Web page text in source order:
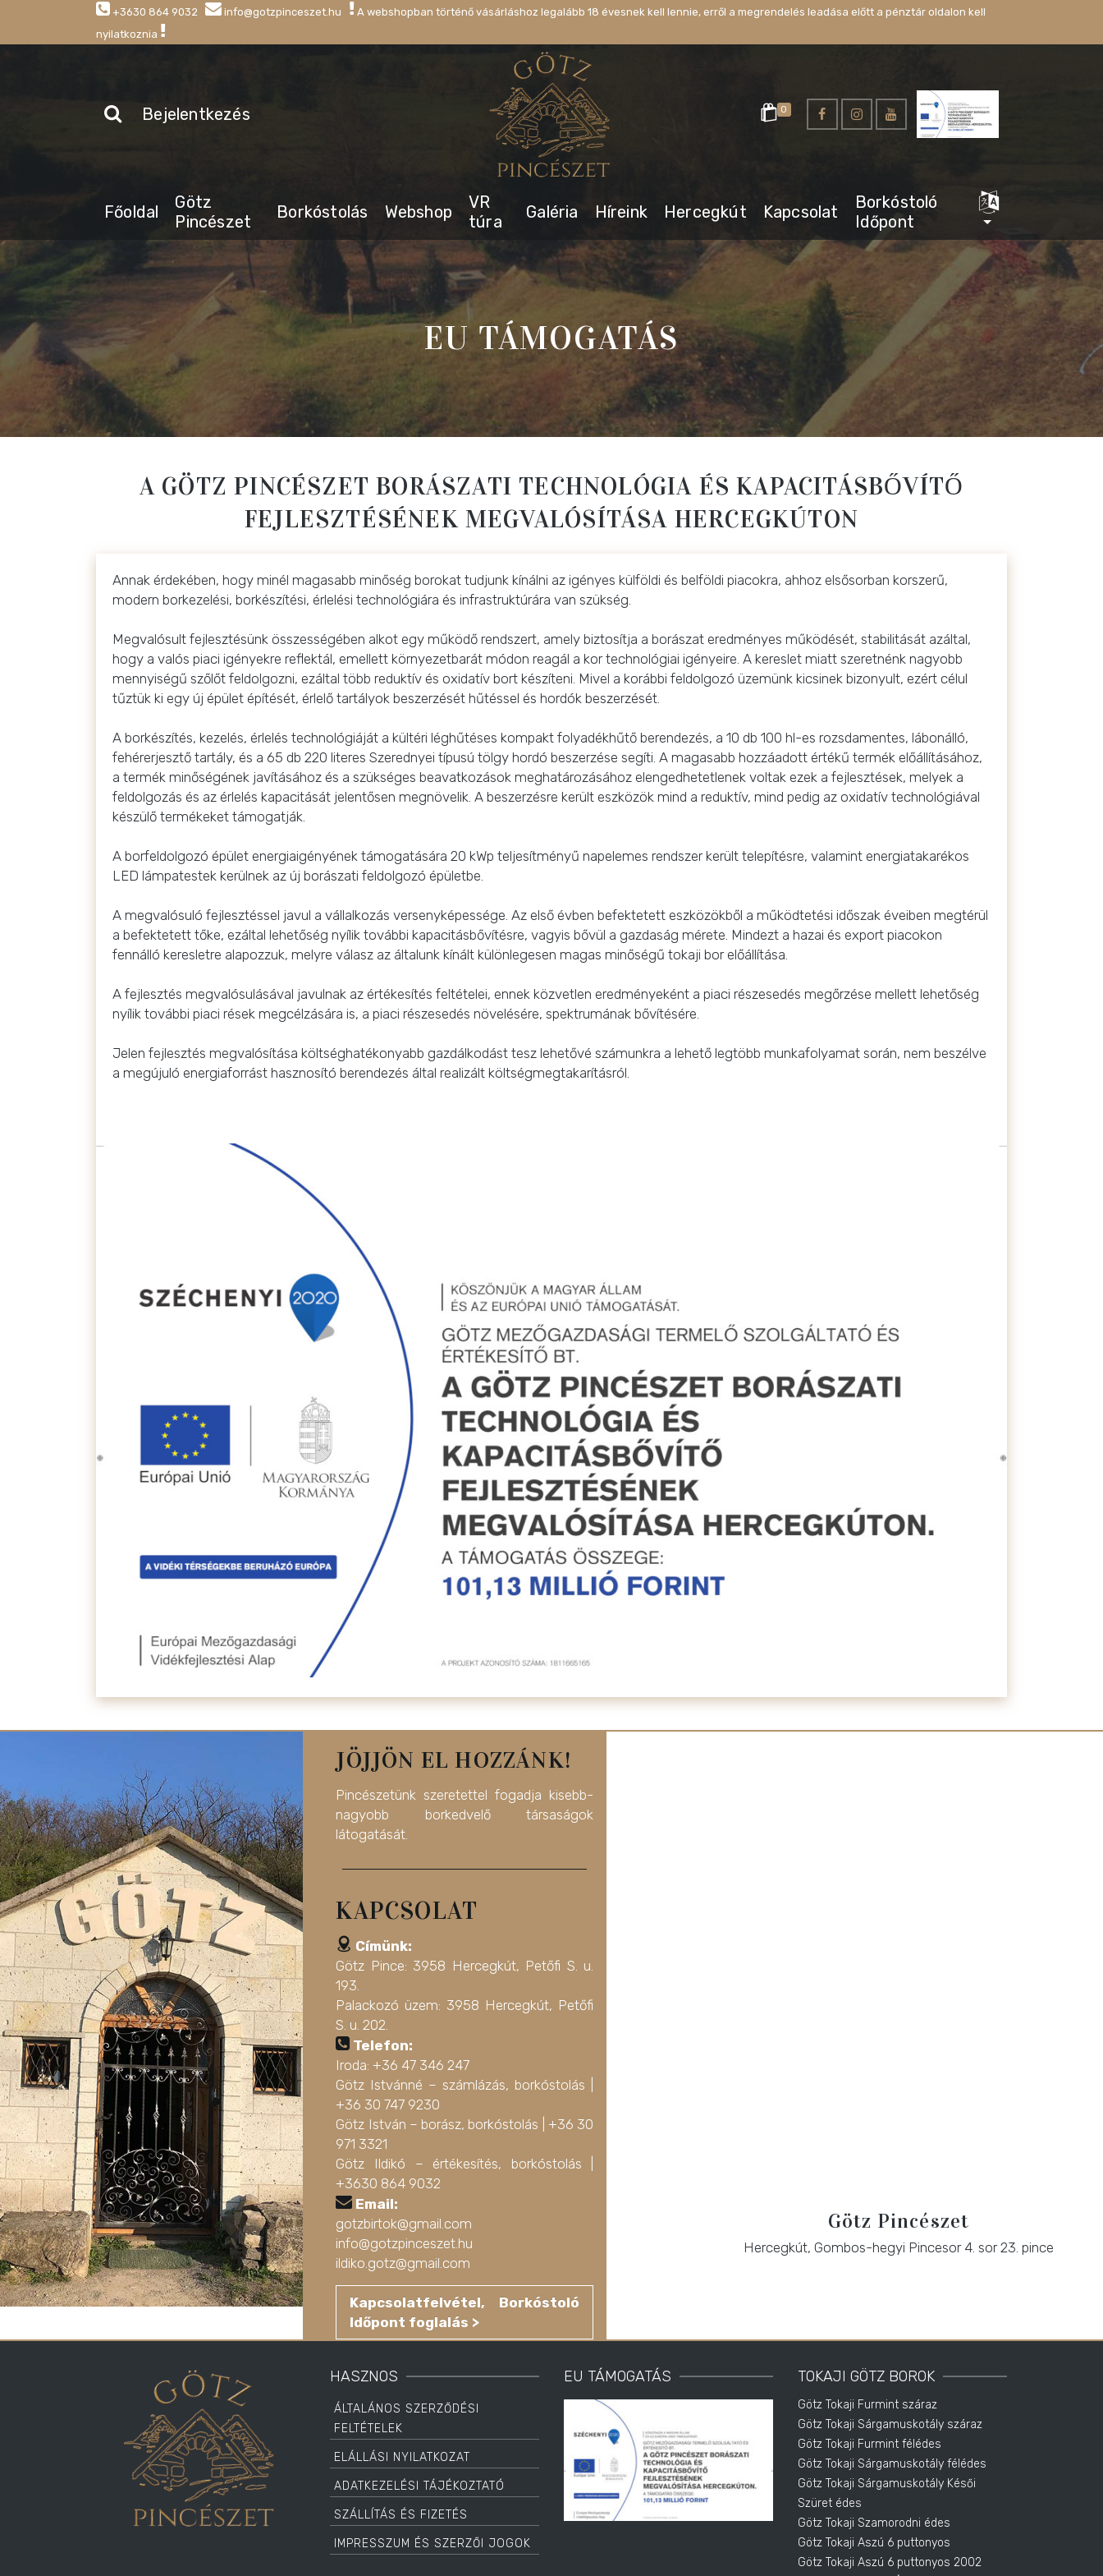
+3630 864 9032 info@gotzpinceszet.hu
A webshopban történő vásárláshoz legalább 18 évesnek kell lennie, erről a megrendelés leadása előtt a pénztár oldalon kell
nyilatkoznia
Bejelentkezés 0
Főoldal
Götz
Pincészet
Borkóstolás Webshop
VR
túra
Galéria Híreink Hercegkút Kapcsolat
Borkóstoló
Időpont
EU TÁMOGATÁS
A GÖTZ PINCÉSZET BORÁSZATI TECHNOLÓGIA ÉS KAPACITÁSBŐVÍTŐ
FEJLESZTÉSÉNEK MEGVALÓSÍTÁSA HERCEGKÚTON
Annak érdekében, hogy minél magasabb minőség borokat tudjunk kínálni az igényes külföldi és belföldi piacokra, ahhoz elsősorban korszerű,
modern borkezelési, borkészítési, érlelési technológiára és infrastruktúrára van szükség.
Megvalósult fejlesztésünk összességében alkot egy működő rendszert, amely biztosítja a borászat eredményes működését, stabilitását azáltal,
hogy a valós piaci igényekre reflektál, emellett környezetbarát módon reagál a kor technológiai igényeire. A kereslet miatt szeretnénk nagyobb
mennyiségű szőlőt feldolgozni, ezáltal több reduktív és oxidatív bort készíteni. Mivel a korábbi feldolgozó üzemünk kicsinek bizonyult, ezért célul
tűztük ki egy új épület építését, érlelő tartályok beszerzését hűtéssel és hordók beszerzését.
A borkészítés, kezelés, érlelés technológiáját a kültéri léghűtéses kompakt folyadékhűtő berendezés, a 10 db 100 hl-es rozsdamentes, lábonálló,
fehérerjesztő tartály, és a 65 db 220 literes Szerednyei típusú tölgy hordó beszerzése segíti. A magasabb hozzáadott értékű termék előállításához,
a termék minőségének javításához és a szükséges beavatkozások meghatározásához elengedhetetlenek voltak ezek a fejlesztések, melyek a
feldolgozás és az érlelés kapacitását jelentősen megnövelik. A beszerzésre került eszközök mind a reduktív, mind pedig az oxidatív technológiával
készülő termékeket támogatják.
A borfeldolgozó épület energiaigényének támogatására 20 kWp teljesítményű napelemes rendszer került telepítésre, valamint energiatakarékos
LED lámpatestek kerülnek az új borászati feldolgozó épületbe.
A megvalósuló fejlesztéssel javul a vállalkozás versenyképessége. Az első évben befektetett eszközökből a működtetési időszak éveiben megtérül
a befektetett tőke, ezáltal lehetőség nyílik további kapacitásbővítésre, vagyis bővül a gazdaság mérete. Mindezt a hazai és export piacokon
fennálló keresletre alapozzuk, melyre válasz az általunk kínált különlegesen magas minőségű tokaji bor előállítása.
A fejlesztés megvalósulásával javulnak az értékesítés feltételei, ennek közvetlen eredményeként a piaci részesedés megőrzése mellett lehetőség
nyílik további piaci rések megcélzására is, a piaci részesedés növelésére, spektrumának bővítésére.
Jelen fejlesztés megvalósítása költséghatékonyabb gazdálkodást tesz lehetővé számunkra a lehető legtöbb munkafolyamat során, nem beszélve
a megújuló energiaforrást hasznosító berendezés által realizált költségmegtakarításról.
JÖJJÖN EL HOZZÁNK!
Pincészetünk szeretettel fogadja kisebb-
nagyobb borkedvelő társaságok
látogatását.
KAPCSOLAT
Címünk:
Götz Pince: 3958 Hercegkút, Petőfi S. u.
193.
Palackozó üzem: 3958 Hercegkút, Petőfi
S. u. 202.
Telefon:
Iroda: +36 47 346 247
Götz Istvánné – számlázás, borkóstolás |
+36 30 747 9230
Götz István – borász, borkóstolás | +36 30
971 3321
Götz Ildikó – értékesítés, borkóstolás |
+3630 864 9032
Email:
gotzbirtok@gmail.com
info@gotzpinceszet.hu
ildiko.gotz@gmail.com
Kapcsolatfelvétel, Borkóstoló
Időpont foglalás >
Götz Pincészet
Hercegkút, Gombos-hegyi Pincesor 4. sor 23. pince
HASZNOS
ÁLTALÁNOS SZERZŐDÉSI
FELTÉTELEK
ELÁLLÁSI NYILATKOZAT
ADATKEZELÉSI TÁJÉKOZTATÓ
SZÁLLÍTÁS ÉS FIZETÉS
IMPRESSZUM ÉS SZERZŐI JOGOK
EU TÁMOGATÁS TOKAJI GÖTZ BOROK
Götz Tokaji Furmint száraz
Götz Tokaji Sárgamuskotály száraz
Götz Tokaji Furmint félédes
Götz Tokaji Sárgamuskotály félédes
Götz Tokaji Sárgamuskotály Késői
Szüret édes
Götz Tokaji Szamorodni édes
Götz Tokaji Aszú 6 puttonyos
Götz Tokaji Aszú 6 puttonyos 2002